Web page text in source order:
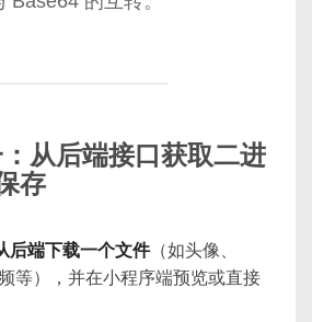
从后端接口获取二进
存
后端下载一个文件（如头像、
等），并在小程序端预览或直接